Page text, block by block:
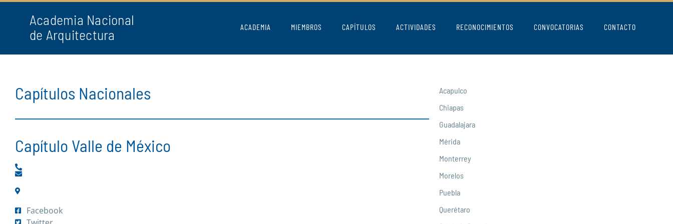
Academia Nacional
de Arquitectura
ACADEMIA MIEMBROS CAPÍTULOS ACTIVIDADES RECONOCIMIENTOS CONVOCATORIAS CONTACTO
Capítulos Nacionales
Capítulo Valle de México
Facebook
Acapulco
Chiapas
Guadalajara
Mérida
Monterrey
Morelos
Puebla
Querétaro